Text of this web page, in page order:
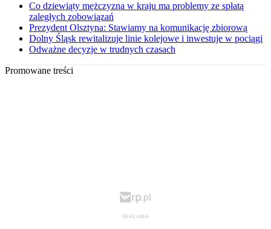
Co dziewiąty mężczyzna w kraju ma problemy ze spłatą
zaległych zobowiązań
Prezydent Olsztyna: Stawiamy na komunikację zbiorową
Dolny Śląsk rewitalizuje linie kolejowe i inwestuje w pociągi
Odważne decyzje w trudnych czasach
Promowane treści